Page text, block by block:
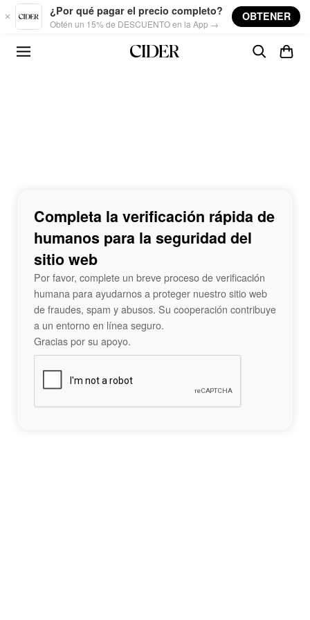
Skip to main content
¿Por qué pagar el precio completo?
Obtén un 15% de DESCUENTO en la App →
OBTENER
Completa la verificación rápida de
humanos para la seguridad del
sitio web
Por favor, complete un breve proceso de verificación
humana para ayudarnos a proteger nuestro sitio web
de fraudes, spam y abusos. Su cooperación contribuye
a un entorno en línea seguro.
Gracias por su apoyo.